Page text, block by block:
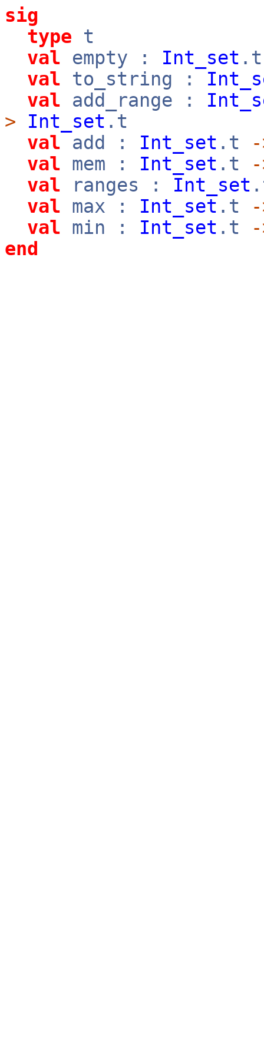
sig
type t
val empty : Int_set .t
val to_string :
val add_range :
>
Int_set .t
val add : Int_set .t
val mem : Int_set .t
val ranges : Int_set
val max : Int_set .t
val min : Int_set .t
end